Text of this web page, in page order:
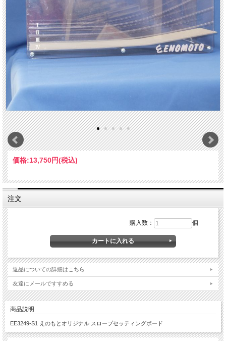
価格:13,750円(税込)
注文
購入数： 個
返品についての詳細はこちら
友達にメールですすめる
商品説明
EE3249-S1 えのもとオリジナル スロープセッティングボード